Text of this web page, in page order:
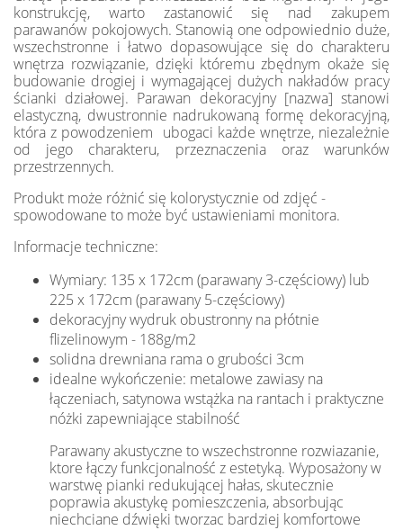
konstrukcję, warto zastanowić się nad zakupem
parawanów pokojowych. Stanowią one odpowiednio duże,
wszechstronne i łatwo dopasowujące się do charakteru
wnętrza rozwiązanie, dzięki któremu zbędnym okaże się
budowanie drogiej i wymagającej dużych nakładów pracy
ścianki działowej. Parawan dekoracyjny [nazwa] stanowi
elastyczną, dwustronnie nadrukowaną formę dekoracyjną,
która z powodzeniem ubogaci każde wnętrze, niezależnie
od jego charakteru, przeznaczenia oraz warunków
przestrzennych.
Produkt może różnić się kolorystycznie od zdjęć -
spowodowane to może być ustawieniami monitora.
Informacje techniczne:
Wymiary: 135 x 172cm (parawany 3-częściowy) lub
225 x 172cm (parawany 5-częściowy)
dekoracyjny wydruk obustronny na płótnie
flizelinowym - 188g/m2
solidna drewniana rama o grubości 3cm
idealne wykończenie: metalowe zawiasy na
łączeniach, satynowa wstążka na rantach i praktyczne
nóżki zapewniające stabilność
Parawany akustyczne to wszechstronne rozwiazanie,
ktore łączy funkcjonalność z estetyką. Wyposażony w
warstwę pianki redukującej hałas, skutecznie
poprawia akustykę pomieszczenia, absorbując
niechciane dźwięki tworzac bardziej komfortowe